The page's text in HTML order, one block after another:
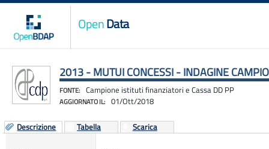
OpenData
2013 - MUTUI CONCESSI - INDAGINE
FONTE: Campione istituti finanziatori e Cassa DD PP
AGGIORNATO IL: 01/Ott/2018
Descrizione Tabella Scarica